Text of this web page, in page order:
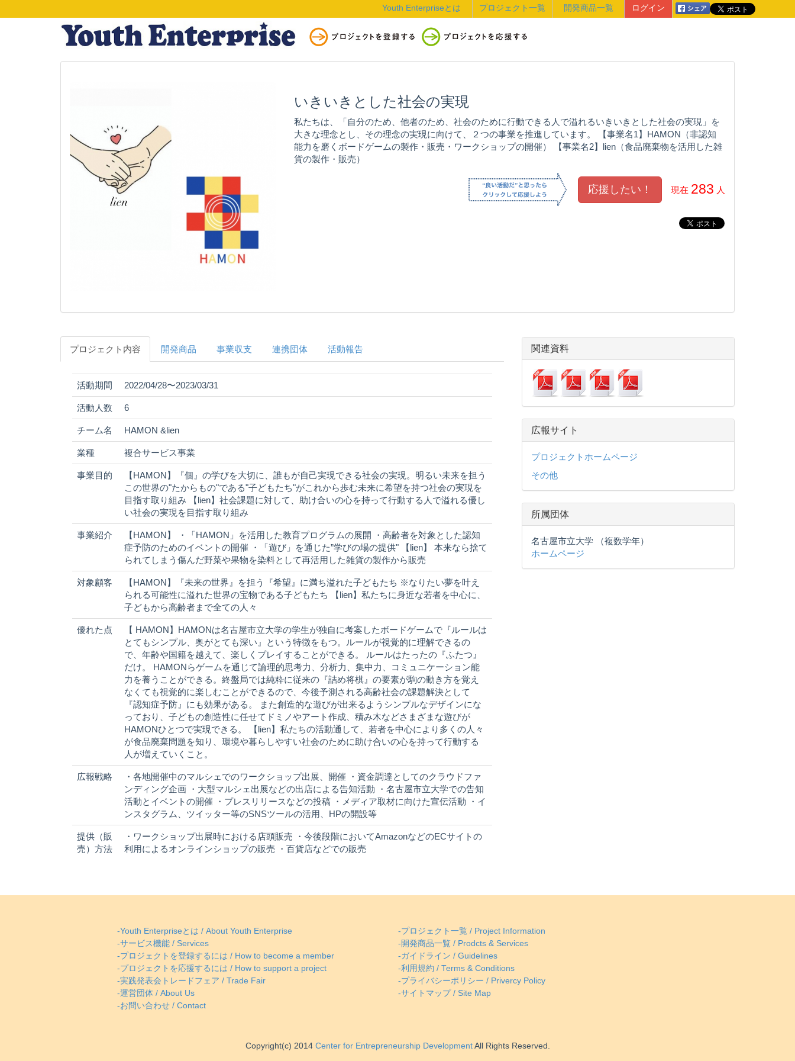
ログイン
開発商品一覧
プロジェクト一覧
Youth Enterpriseとは
いきいきとした社会の実現
私たちは、「自分のため、他者のため、社会のために行動できる人で溢れるいきいきとした社会の実現」を
大きな理念とし、その理念の実現に向けて、２つの事業を推進しています。 【事業名1】HAMON（非認知
能力を磨くボードゲームの製作・販売・ワークショップの開催） 【事業名2】lien（食品廃棄物を活用した雑
貨の製作・販売）
現在 283 人
プロジェクト内容 開発商品 事業収支 連携団体 活動報告
活動期間 2022/04/28〜2023/03/31
活動人数 6
チーム名 HAMON &lien
業種 複合サービス事業
事業目的
【HAMON】『個』の学びを大切に、誰もが自己実現できる社会の実現。明るい未来を担う
この世界の"たからもの"である"子どもたち"がこれから歩む未来に希望を持つ社会の実現を
目指す取り組み 【lien】社会課題に対して、助け合いの心を持って行動する人で溢れる優し
い社会の実現を目指す取り組み
事業紹介
【HAMON】 ・「HAMON」を活用した教育プログラムの展開 ・高齢者を対象とした認知
症予防のためのイベントの開催 ・「遊び」を通じた”学びの場の提供" 【lien】 本来なら捨て
られてしまう傷んだ野菜や果物を染料として再活用した雑貨の製作から販売
対象顧客
【HAMON】『未来の世界』を担う『希望』に満ち溢れた子どもたち ※なりたい夢を叶え
られる可能性に溢れた世界の宝物である子どもたち 【lien】私たちに身近な若者を中心に、
子どもから高齢者まで全ての人々
優れた点
【 HAMON】HAMONは名古屋市立大学の学生が独自に考案したボードゲームで『ルールは
とてもシンプル、奥がとても深い』という特徴をもつ。ルールが視覚的に理解できるの
で、年齢や国籍を越えて、楽しくプレイすることができる。 ルールはたったの『ふたつ』
だけ。 HAMONらゲームを通じて論理的思考力、分析力、集中力、コミュニケーション能
力を養うことができる。終盤局では純粋に従来の『詰め将棋』の要素が駒の動き方を覚え
なくても視覚的に楽しむことができるので、今後予測される高齢社会の課題解決として
『認知症予防』にも効果がある。 また創造的な遊びが出来るようシンプルなデザインにな
っており、子どもの創造性に任せてドミノやアート作成、積み木などさまざまな遊びが
HAMONひとつで実現できる。 【lien】私たちの活動通して、若者を中心により多くの人々
が食品廃棄問題を知り、環境や暮らしやすい社会のために助け合いの心を持って行動する
人が増えていくこと。
広報戦略
・各地開催中のマルシェでのワークショップ出展、開催 ・資金調達としてのクラウドファ
ンディング企画 ・大型マルシェ出展などの出店による告知活動 ・名古屋市立大学での告知
活動とイベントの開催 ・プレスリリースなどの投稿 ・メディア取材に向けた宣伝活動 ・イ
ンスタグラム、ツイッター等のSNSツールの活用、HPの開設等
提供（販
売）方法
・ワークショップ出展時における店頭販売 ・今後段階においてAmazonなどのECサイトの
利用によるオンラインショップの販売 ・百貨店などでの販売
関連資料
広報サイト
プロジェクトホームページ
その他
所属団体
名古屋市立大学 （複数学年）
ホームページ
-Youth Enterpriseとは / About Youth Enterprise
-プロジェクト一覧 / Project Information
-サービス機能 / Services
-開発商品一覧 / Prodcts & Services
-プロジェクトを登録するには / How to become a member
-ガイドライン / Guidelines
-プロジェクトを応援するには / How to support a project
-利用規約 / Terms & Conditions
-実践発表会トレードフェア / Trade Fair
-プライバシーポリシー / Privercy Policy
-運営団体 / About Us
-サイトマップ / Site Map
-お問い合わせ / Contact
Copyright(c) 2014Center for Entrepreneurship DevelopmentAll Rights Reserved.